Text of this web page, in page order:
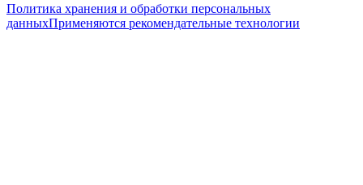
Политика хранения и обработки персональных
данныхПрименяются рекомендательные технологии